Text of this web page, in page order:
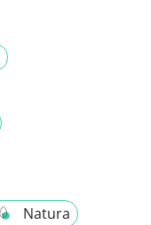
Natura